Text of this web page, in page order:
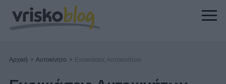
Αρχική > Αυτοκίνητο > Ενοικιάσεις Αυτοκινήτων